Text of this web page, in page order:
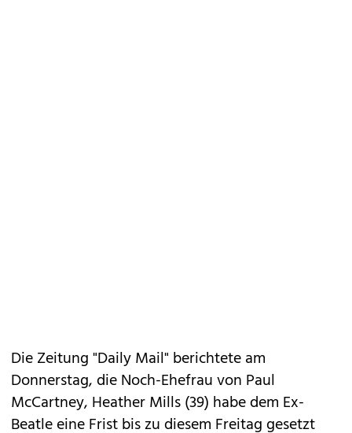
Die Zeitung "Daily Mail" berichtete am
Donnerstag, die Noch-Ehefrau von Paul
McCartney, Heather Mills (39) habe dem Ex-
Beatle eine Frist bis zu diesem Freitag gesetzt